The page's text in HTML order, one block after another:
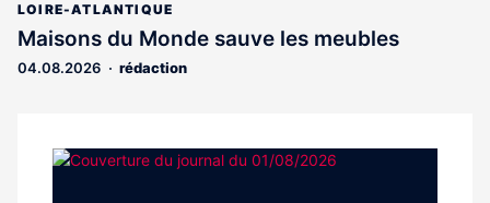
LOIRE-ATLANTIQUE
Maisons du Monde sauve les meubles
04.08.2026 rédaction
Notre